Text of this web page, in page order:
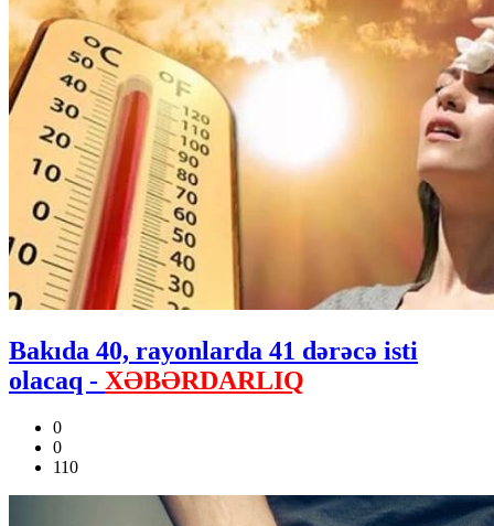
Bakıda 40, rayonlarda 41 dərəcə isti
olacaq - XƏBƏRDARLIQ
0
0
110